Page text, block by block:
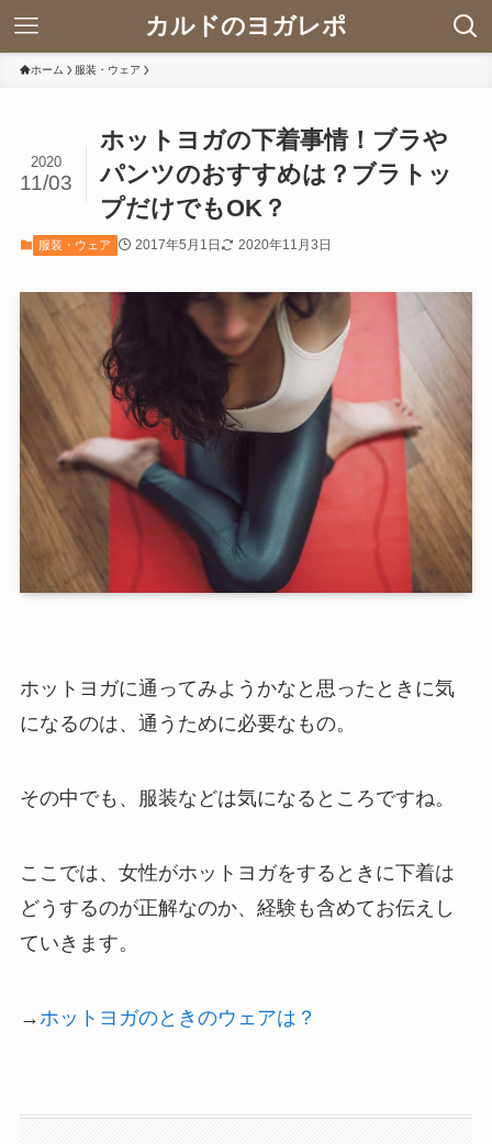
カルドのヨガレポ
ホーム 服装・ウェア
ホットヨガの下着事情！ブラや
パンツのおすすめは？ブラトッ
プだけでもOK？
2020
11/03
服装・ウェア 2017年5月1日 2020年11月3日
ホットヨガに通ってみようかなと思ったときに気
になるのは、通うために必要なもの。
その中でも、服装などは気になるところですね。
ここでは、女性がホットヨガをするときに下着は
どうするのが正解なのか、経験も含めてお伝えし
ていきます。
→ ホットヨガのときのウェアは？